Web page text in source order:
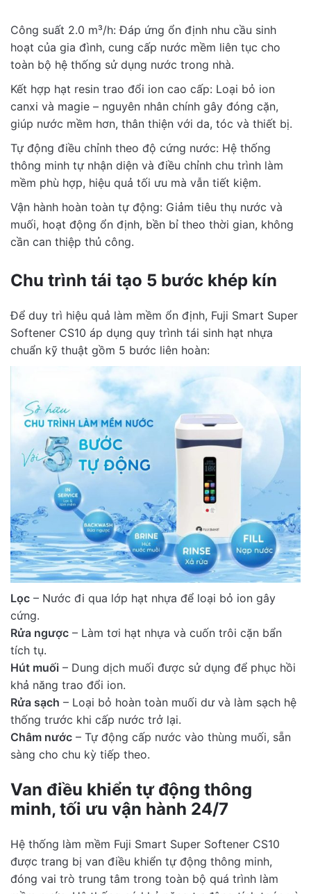
Công suất 2.0 m³/h: Đáp ứng ổn định nhu cầu sinh
hoạt của gia đình, cung cấp nước mềm liên tục cho
toàn bộ hệ thống sử dụng nước trong nhà.
Kết hợp hạt resin trao đổi ion cao cấp: Loại bỏ ion
canxi và magie – nguyên nhân chính gây đóng cặn,
giúp nước mềm hơn, thân thiện với da, tóc và thiết bị.
Tự động điều chỉnh theo độ cứng nước: Hệ thống
thông minh tự nhận diện và điều chỉnh chu trình làm
mềm phù hợp, hiệu quả tối ưu mà vẫn tiết kiệm.
Vận hành hoàn toàn tự động: Giảm tiêu thụ nước và
muối, hoạt động ổn định, bền bỉ theo thời gian, không
cần can thiệp thủ công.
Chu trình tái tạo 5 bước khép kín
Để duy trì hiệu quả làm mềm ổn định, Fuji Smart Super
Softener CS10 áp dụng quy trình tái sinh hạt nhựa
chuẩn kỹ thuật gồm 5 bước liên hoàn:
Lọc – Nước đi qua lớp hạt nhựa để loại bỏ ion gây
cứng.
Rửa ngược – Làm tơi hạt nhựa và cuốn trôi cặn bẩn
tích tụ.
Hút muối – Dung dịch muối được sử dụng để phục hồi
khả năng trao đổi ion.
Rửa sạch – Loại bỏ hoàn toàn muối dư và làm sạch hệ
thống trước khi cấp nước trở lại.
Châm nước – Tự động cấp nước vào thùng muối, sẵn
sàng cho chu kỳ tiếp theo.
Van điều khiển tự động thông
minh, tối ưu vận hành 24/7
Hệ thống làm mềm Fuji Smart Super Softener CS10
được trang bị van điều khiển tự động thông minh,
đóng vai trò trung tâm trong toàn bộ quá trình làm